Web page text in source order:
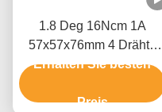
1.8 Deg 16Ncm 1A
57x57x76mm 4 Drähte
Schrittmotor Nema 23 für
Automatisierung
Erhalten Sie besten
Preis